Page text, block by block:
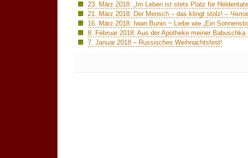
23. März 2018: „Im Leben ist stets Platz für
21. März 2018: Der Mensch – das klingt stolz! –
16. März 2018: Iwan Bunin ~ Liebe wie „Ein
8. Februar 2018: Aus der Apotheke meiner
7. Januar 2018 – Russisches Weihnachtsfest!